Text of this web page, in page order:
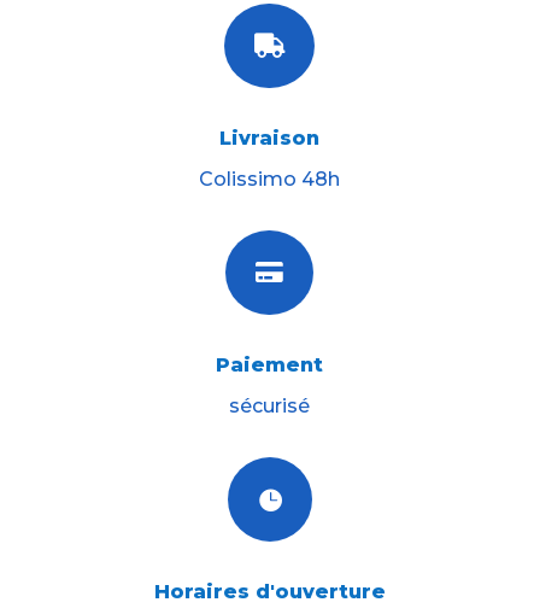

Livraison
Colissimo 48h

Paiement
sécurisé

Horaires d'ouverture